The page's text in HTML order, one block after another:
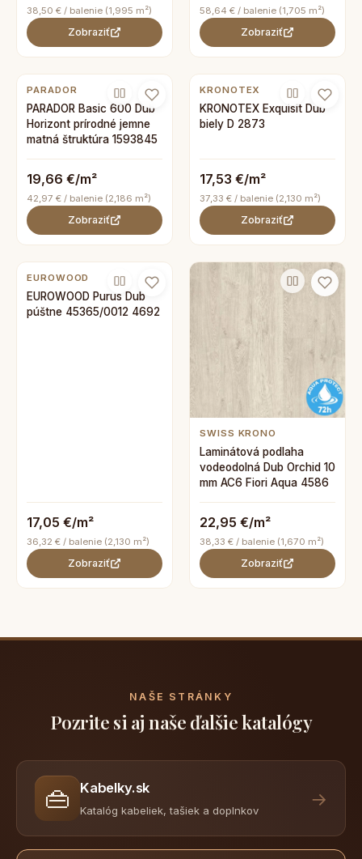
38,50 € / balenie (1,995 m²)
Zobraziť
58,64 € / balenie (1,705 m²)
Zobraziť
PARADOR
PARADOR Basic 600 Dub
Horizont prírodné jemne
matná štruktúra 1593845
19,66 €/m²
42,97 € / balenie (2,186 m²)
Zobraziť
KRONOTEX
KRONOTEX Exquisit Dub
biely D 2873
17,53 €/m²
37,33 € / balenie (2,130 m²)
Zobraziť
EUROWOOD
EUROWOOD Purus Dub
púštne 45365/0012 4692
17,05 €/m²
36,32 € / balenie (2,130 m²)
Zobraziť
SWISS KRONO
Laminátová podlaha
vodeodolná Dub Orchid 10
mm AC6 Fiori Aqua 4586
22,95 €/m²
38,33 € / balenie (1,670 m²)
Zobraziť
NAŠE STRÁNKY
Pozrite si aj naše ďalšie katalógy
👜 Kabelky.sk
Katalóg kabeliek, tašiek a doplnkov
→